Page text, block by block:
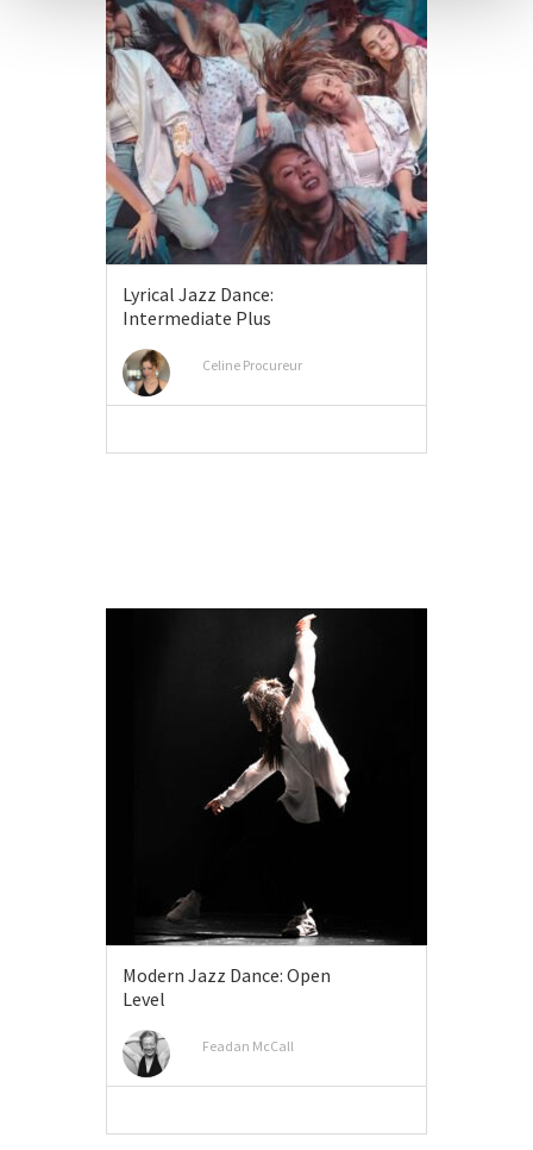
Lyrical Jazz Dance:
Intermediate Plus
Celine Procureur
Modern Jazz Dance: Open
Level
Feadan McCall